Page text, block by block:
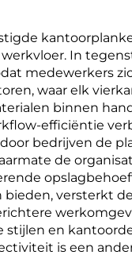
In
medewerkers
waar elk
binnen
efficiëntie
bedrijven de
de
versterkt
stijlen en
is een